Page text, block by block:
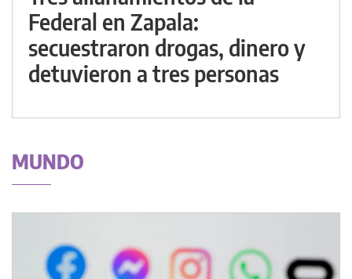
Federal en Zapala:
secuestraron drogas, dinero y
detuvieron a tres personas
MUNDO